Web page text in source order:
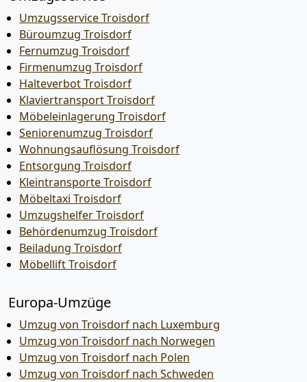
Umzugsservice Troisdorf
Büroumzug Troisdorf
Fernumzug Troisdorf
Firmenumzug Troisdorf
Halteverbot Troisdorf
Klaviertransport Troisdorf
Möbeleinlagerung Troisdorf
Seniorenumzug Troisdorf
Wohnungsauflösung Troisdorf
Entsorgung Troisdorf
Kleintransporte Troisdorf
Möbeltaxi Troisdorf
Umzugshelfer Troisdorf
Behördenumzug Troisdorf
Beiladung Troisdorf
Möbellift Troisdorf
Europa-Umzüge
Umzug von Troisdorf nach Luxemburg
Umzug von Troisdorf nach Norwegen
Umzug von Troisdorf nach Polen
Umzug von Troisdorf nach Schweden